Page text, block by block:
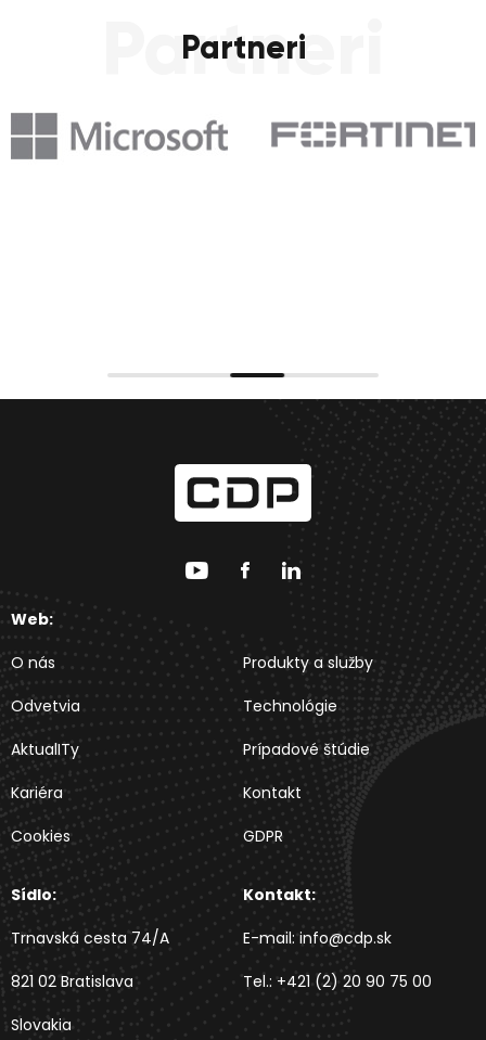
Partneri
Partneri
Web:
O nás
Produkty a služby
Odvetvia
Technológie
AktualITy
Prípadové štúdie
Kariéra
Kontakt
Cookies
GDPR
Sídlo:
Trnavská cesta 74/A
821 02 Bratislava
Slovakia
Kontakt:
E-mail: info@cdp.sk
Tel.: +421 (2) 20 90 75 00